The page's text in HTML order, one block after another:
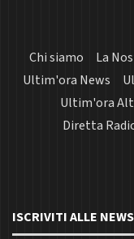
Chi siamo La
Ultim'ora News
Ultim'ora
Diretta
ISCRIVITI ALLE